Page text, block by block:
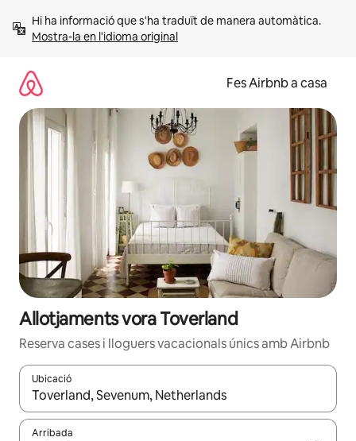
Mostra-la en l'idioma original
Fes Airbnb a casa
Allotjaments vora Toverland
Reserva cases i lloguers vacacionals únics amb Airbnb
Ubicació
Quan els resultats estiguin disponibles, podràs navegar-hi a
Arribada